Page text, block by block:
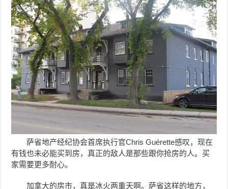
萨省地产经纪协会首席执行官Chris Guérette感叹，现在
有钱也未必能买到房，真正的敌人是那些跟你抢房的人。买
家需要更多耐心。
加拿大的房市，真是冰火两重天啊。萨省这样的地方，